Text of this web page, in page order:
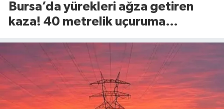
Bursa’da yürekleri ağza getiren
kaza! 40 metrelik uçuruma